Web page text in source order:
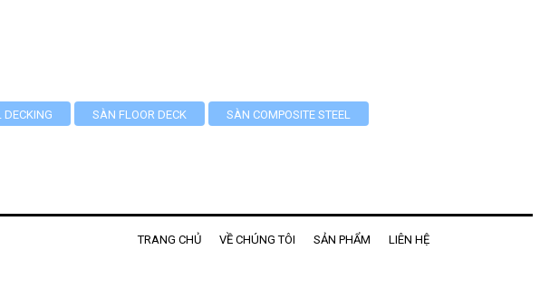
DECKING SÀN FLOOR DECK SÀN COMPOSITE STEEL
TRANG CHỦ VỀ CHÚNG TÔI SẢN PHẨM LIÊN HỆ